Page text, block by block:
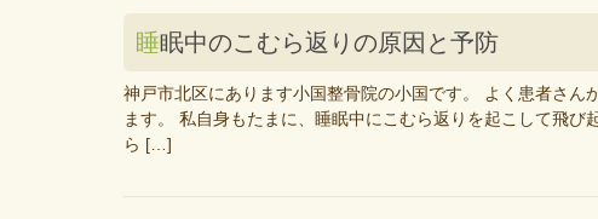
睡眠中のこむら返りの原因と予防
神戸市北区にあります小国整骨院の小国です。 よく患者さ
ます。 私自身もたまに、睡眠中にこむら返りを起こして飛
ら […]